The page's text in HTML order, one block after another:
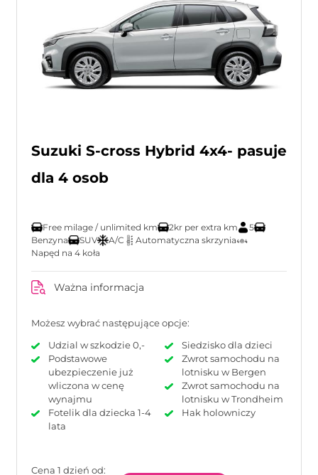
Suzuki S-cross Hybrid 4x4- pasuje
dla 4 osob
Free milage / unlimited km 2kr per extra km
5
Benzyna
SUV A/C
Automatyczna skrzynia
Napęd na 4 koła
Ważna informacja
Możesz wybrać następujące opcje:
Udzial w szkodzie 0,-
Podstawowe
ubezpieczenie już
wliczona w cenę
wynajmu
Fotelik dla dziecka 1-4
lata
Siedzisko dla dzieci
Zwrot samochodu na
lotnisku w Bergen
Zwrot samochodu na
lotnisku w Trondheim
Hak holowniczy
Cena 1 dzień od: